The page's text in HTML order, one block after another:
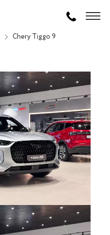
Chery Tiggo 9